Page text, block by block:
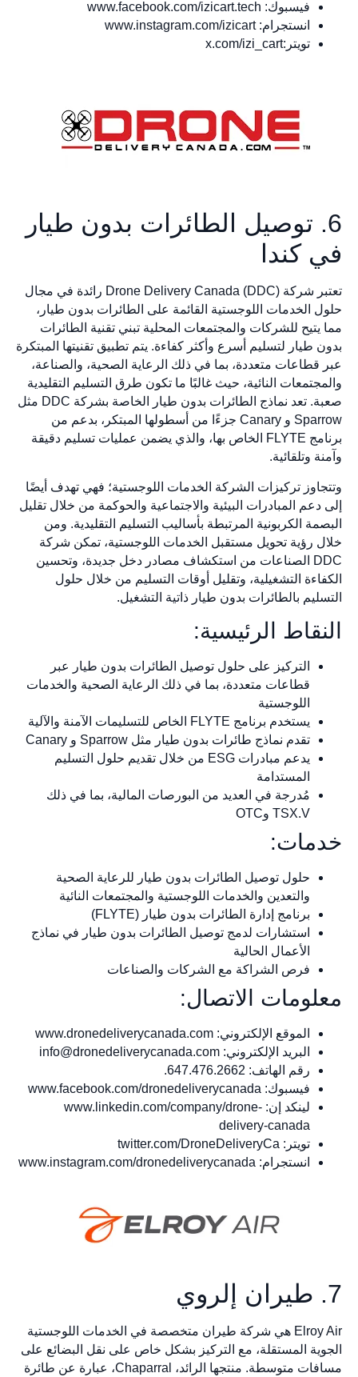
فيسبوك: www.facebook.com/izicart.tech
انستجرام: www.instagram.com/izicart
تويتر:x.com/izi_cart
6. توصيل الطائرات بدون طيار
في كندا
تعتبر شركة Drone Delivery Canada (DDC) رائدة في مجال
حلول الخدمات اللوجستية القائمة على الطائرات بدون طيار،
مما يتيح للشركات والمجتمعات المحلية تبني تقنية الطائرات
بدون طيار لتسليم أسرع وأكثر كفاءة. يتم تطبيق تقنيتها المبتكرة
عبر قطاعات متعددة، بما في ذلك الرعاية الصحية، والصناعة،
والمجتمعات النائية، حيث غالبًا ما تكون طرق التسليم التقليدية
صعبة. تعد نماذج الطائرات بدون طيار الخاصة بشركة DDC مثل
Sparrow و Canary جزءًا من أسطولها المبتكر، بدعم من
برنامج FLYTE الخاص بها، والذي يضمن عمليات تسليم دقيقة
وآمنة وتلقائية.
وتتجاوز تركيزات الشركة الخدمات اللوجستية؛ فهي تهدف أيضًا
إلى دعم المبادرات البيئية والاجتماعية والحوكمة من خلال تقليل
البصمة الكربونية المرتبطة بأساليب التسليم التقليدية. ومن
خلال رؤية تحويل مستقبل الخدمات اللوجستية، تمكن شركة
DDC الصناعات من استكشاف مصادر دخل جديدة، وتحسين
الكفاءة التشغيلية، وتقليل أوقات التسليم من خلال حلول
التسليم بالطائرات بدون طيار ذاتية التشغيل.
النقاط الرئيسية:
التركيز على حلول توصيل الطائرات بدون طيار عبر
قطاعات متعددة، بما في ذلك الرعاية الصحية والخدمات
اللوجستية
يستخدم برنامج FLYTE الخاص للتسليمات الآمنة والآلية
تقدم نماذج طائرات بدون طيار مثل Sparrow و Canary
يدعم مبادرات ESG من خلال تقديم حلول التسليم
المستدامة
مُدرجة في العديد من البورصات المالية، بما في ذلك
TSX.V وOTC
خدمات:
حلول توصيل الطائرات بدون طيار للرعاية الصحية
والتعدين والخدمات اللوجستية والمجتمعات النائية
برنامج إدارة الطائرات بدون طيار (FLYTE)
استشارات لدمج توصيل الطائرات بدون طيار في نماذج
الأعمال الحالية
فرص الشراكة مع الشركات والصناعات
معلومات الاتصال:
الموقع الإلكتروني: www.dronedeliverycanada.com
البريد الإلكتروني: info@dronedeliverycanada.com
رقم الهاتف: 647.476.2662.
فيسبوك: www.facebook.com/dronedeliverycanada
لينكد إن: www.linkedin.com/company/drone-
delivery-canada
تويتر: twitter.com/DroneDeliveryCa
انستجرام: www.instagram.com/dronedeliverycanada
7. طيران إلروي
Elroy Air هي شركة طيران متخصصة في الخدمات اللوجستية
الجوية المستقلة، مع التركيز بشكل خاص على نقل البضائع على
مسافات متوسطة. منتجها الرائد، Chaparral، عبارة عن طائرة